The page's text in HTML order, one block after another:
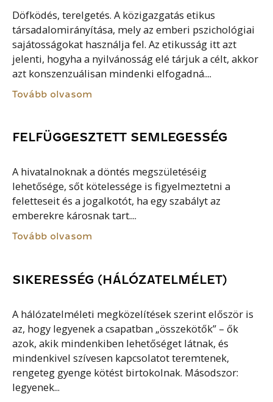
Döfködés, terelgetés. A közigazgatás etikus
társadalomirányítása, mely az emberi pszichológiai
sajátosságokat használja fel. Az etikusság itt azt
jelenti, hogyha a nyilvánosság elé tárjuk a célt, akkor
azt konszenzuálisan mindenki elfogadná....
Tovább olvasom
FELFÜGGESZTETT SEMLEGESSÉG
A hivatalnoknak a döntés megszületéséig
lehetősége, sőt kötelessége is figyelmeztetni a
feletteseit és a jogalkotót, ha egy szabályt az
emberekre károsnak tart....
Tovább olvasom
SIKERESSÉG (HÁLÓZATELMÉLET)
A hálózatelméleti megközelítések szerint először is
az, hogy legyenek a csapatban „összekötők” – ők
azok, akik mindenkiben lehetőséget látnak, és
mindenkivel szívesen kapcsolatot teremtenek,
rengeteg gyenge kötést birtokolnak. Másodszor:
legyenek...